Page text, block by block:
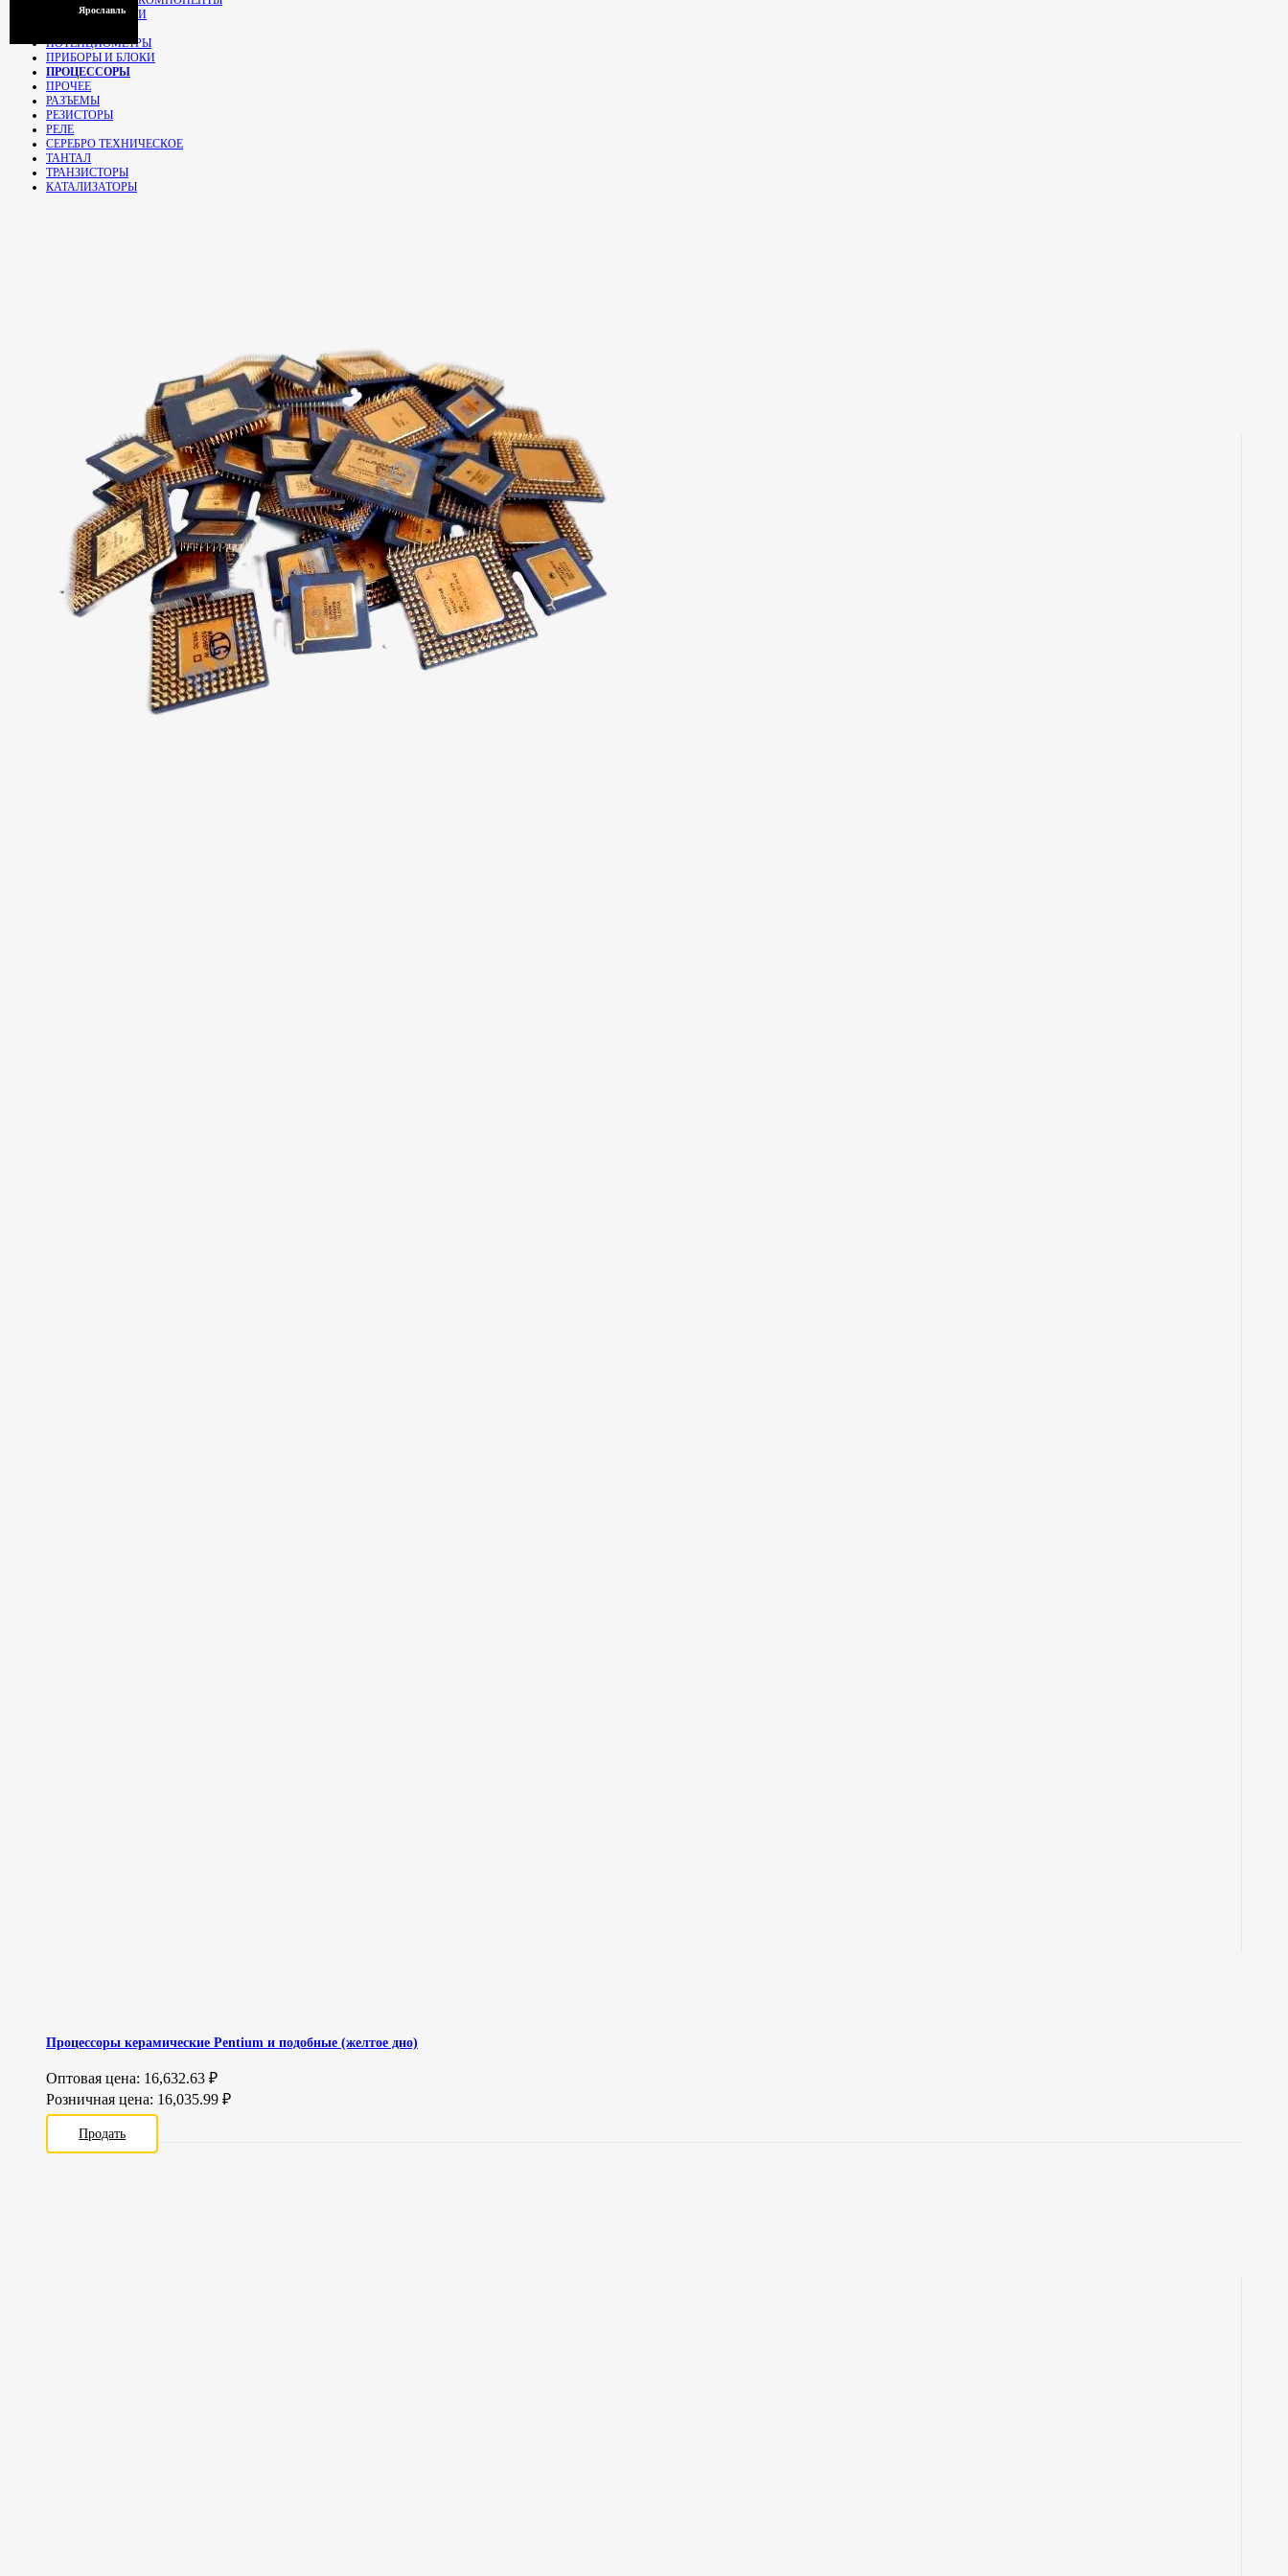
Ярославль
ПЕРЕКЛЮЧАТЕЛИ
ПОТЕНЦИОМЕТРЫ
ПРИБОРЫ И БЛОКИ
ПРОЦЕССОРЫ
ПРОЧЕЕ
РАЗЪЕМЫ
РЕЗИСТОРЫ
РЕЛЕ
СЕРЕБРО ТЕХНИЧЕСКОЕ
ТАНТАЛ
ТРАНЗИСТОРЫ
КАТАЛИЗАТОРЫ
Процессоры керамические Pentium и подобные (желтое дно)
Оптовая цена: 16,632.63 ₽
Розничная цена: 16,035.99 ₽
Продать